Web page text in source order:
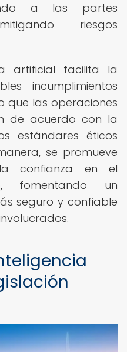
a las partes
riesgos
artificial facilita la
incumplimientos
que las operaciones
de acuerdo con la
estándares éticos
se promueve
confianza en el
fomentando un
seguro y confiable